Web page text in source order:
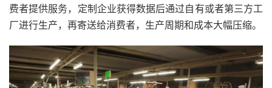
费者提供服务，定制企业获得数据后通过自有或者第三方工
厂进行生产，再寄送给消费者，生产周期和成本大幅压缩。